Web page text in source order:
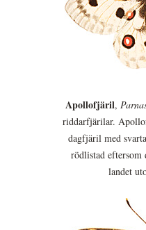
Apollofjäril,
riddarfjärilar.
dagfjäril med
rödlistad eftersom
landet